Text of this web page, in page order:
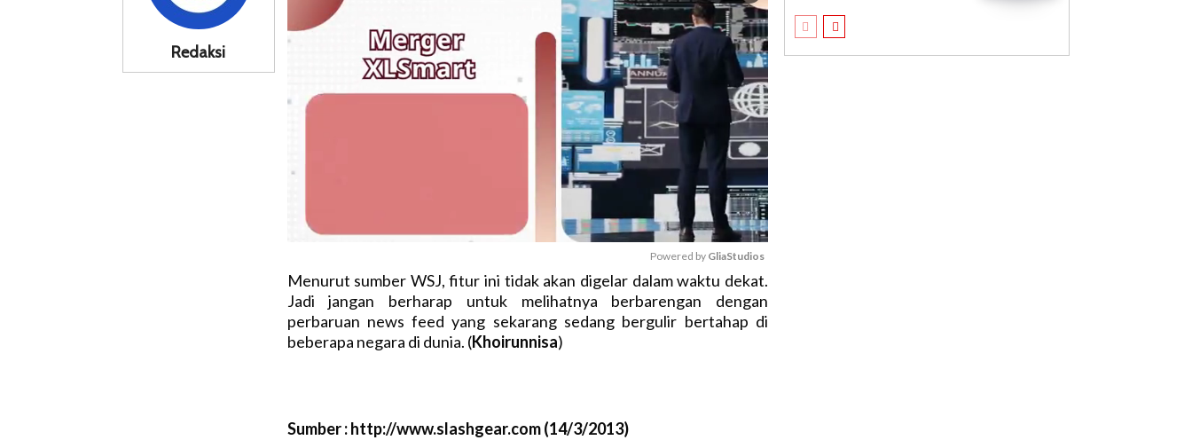
Redaksi
M
u
Powered by GliaStudios
Menurut sumber WSJ, fitur ini tidak akan digelar dalam waktu dekat.
Jadi jangan berharap untuk melihatnya berbarengan dengan
perbaruan news feed yang sekarang sedang bergulir bertahap di
beberapa negara di dunia. (Khoirunnisa)
Sumber : http://www.slashgear.com (14/3/2013)